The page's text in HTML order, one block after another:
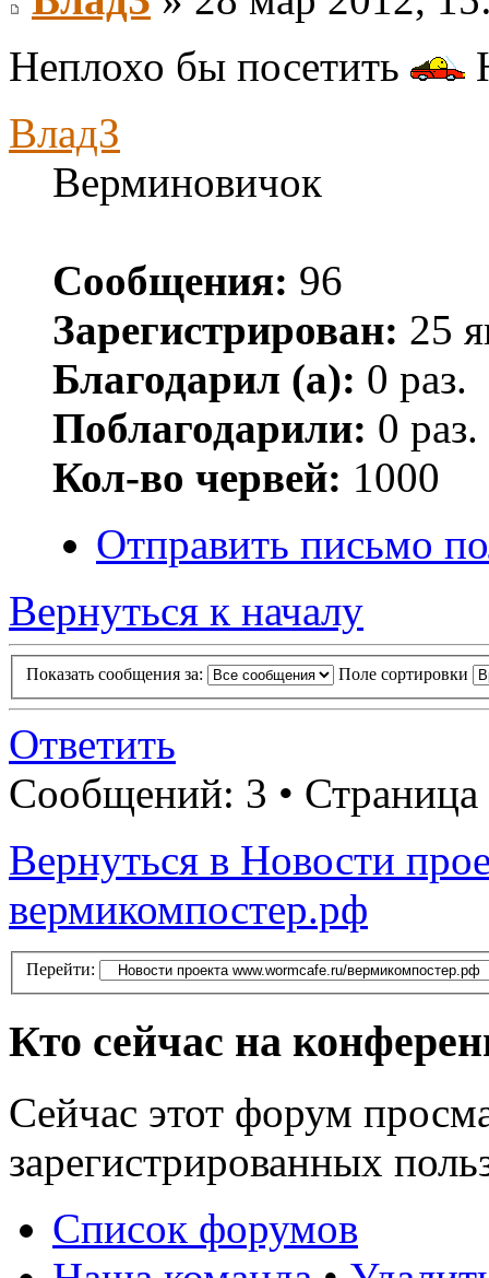
Неплохо бы посетить
ВладЗ
Верминовичок
Сообщения: 96
Зарегистрирован: 25
Благодарил (а): 0 раз.
Поблагодарили: 0 раз.
Кол-во червей: 1000
Отправить письмо
Вернуться к началу
Показать сообщения за: Поле сортировки
Ответить
Сообщений: 3 • Страница
Вернуться в Новости
вермикомпостер.рф
Перейти:
Кто сейчас на
Сейчас этот форум
зарегистрированных
Список форумов